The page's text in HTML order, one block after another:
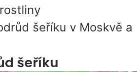
šeříku v Moskvě a
šeříku